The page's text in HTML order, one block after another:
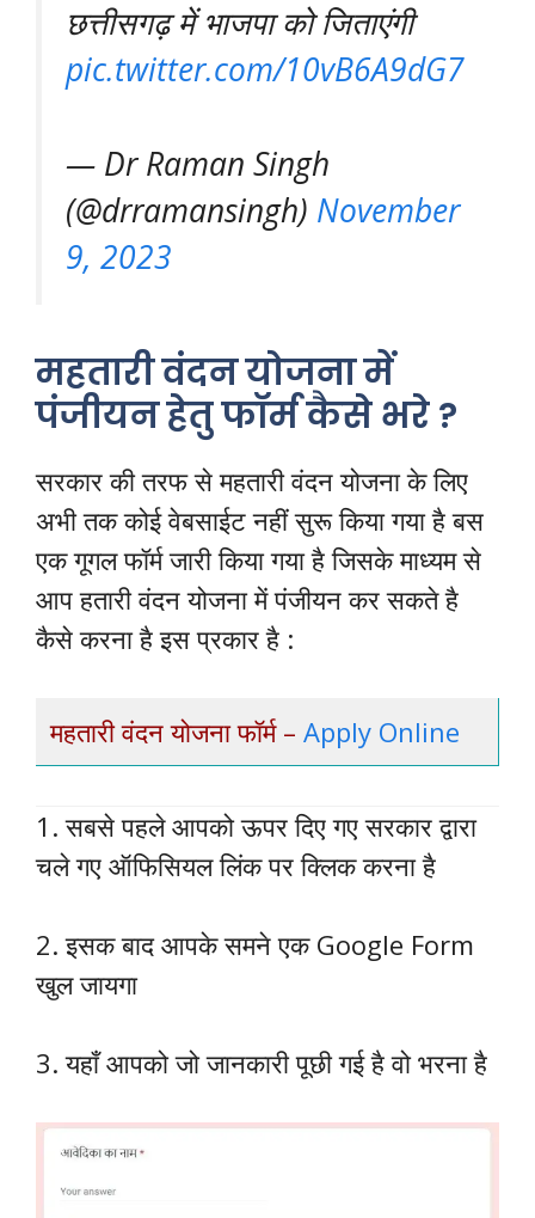
छत्तीसगढ़ में भाजपा को जिताएंगी
pic.twitter.com/10vB6A9dG7
— Dr Raman Singh
(@drramansingh) November
9, 2023
महतारी वंदन योजना में
पंजीयन हेतु फॉर्म कैसे भरे ?
सरकार की तरफ से महतारी वंदन योजना के लिए
अभी तक कोई वेबसाईट नहीं सुरू किया गया है बस
एक गूगल फॉर्म जारी किया गया है जिसके माध्यम से
आप हतारी वंदन योजना में पंजीयन कर सकते है
कैसे करना है इस प्रकार है :
महतारी वंदन योजना फॉर्म – Apply Online
1. सबसे पहले आपको ऊपर दिए गए सरकार द्वारा
चले गए ऑफिसियल लिंक पर क्लिक करना है
2. इसक बाद आपके समने एक Google Form
खुल जायगा
3. यहाँ आपको जो जानकारी पूछी गई है वो भरना है